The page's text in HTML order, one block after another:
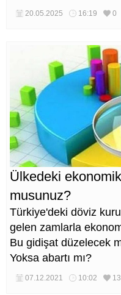
20.05.2025 16:19 0
Ülkedeki
musunuz?
Türkiye'deki döviz
gelen zamlarla
Bu gidişat düzelecek
Yoksa abartı mı?
07.12.2021 10:02 13